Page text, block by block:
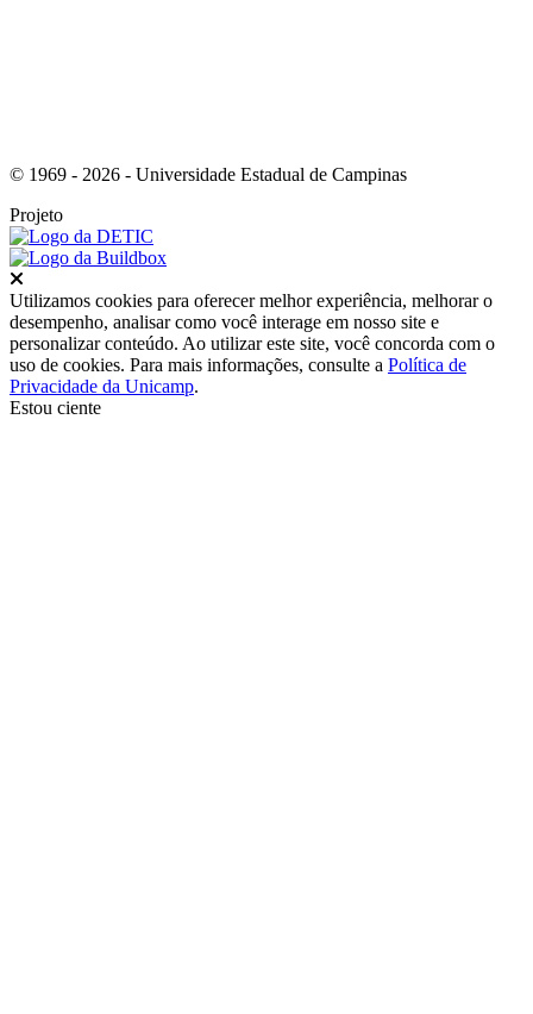
© 1969 - 2026 - Universidade Estadual de Campinas
Projeto
Utilizamos cookies para oferecer melhor experiência, melhorar o
desempenho, analisar como você interage em nosso site e
personalizar conteúdo. Ao utilizar este site, você concorda com o
uso de cookies. Para mais informações, consulte a Política de
Privacidade da Unicamp.
Estou ciente